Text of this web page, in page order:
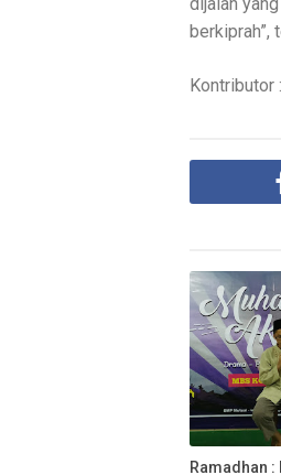
berkiprah”,
Kontributor
Ramadhan :